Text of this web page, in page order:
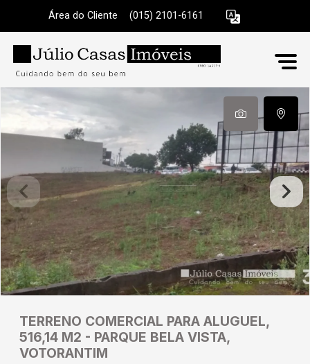
Área do Cliente (015) 2101-6161
TERRENO COMERCIAL PARA ALUGUEL,
516,14 M2 - PARQUE BELA VISTA,
VOTORANTIM